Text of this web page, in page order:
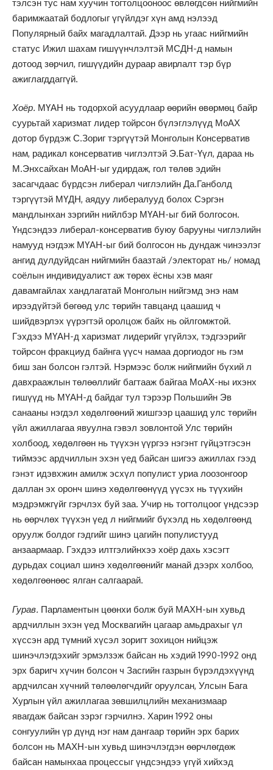
тэлсэн тус нам хуучин тогтолцооноос өвлөгдсөн нийгмийн
баримжаатай бодлогыг үгүйлдэг хүн амд нэлээд
Популярный байх магадлалтай. Дээр нь угаас нийгмийн
статус Ижил шахам гишүүнчлэлтэй МСДН-д намын
дотоод зөрчил, гишүүдийн дураар авирлалт тэр бүр
ажиглагддаггүй.
Хоёр. МҮАН нь тодорхой асуудлаар өөрийн өвөрмөц байр
суурьтай харизмат лидер тойрсон бүлэглэлүүд МоАХ
дотор бүрдэж С.Зориг тэргүүтэй Монголын Консерватив
нам, радикал консерватив чиглэлтэй Э.Бат-Үүл, дараа нь
М.Энхсайхан МоАН-ыг удирдаж, гол төлөв эдийн
засагчдаас бүрдсэн либерал чиглэлийн Да.Ганболд
тэргүүтэй МҮДН, аядуу либералууд болох Сэргэн
мандлынхан зэргийн нийлбэр МҮАН-ыг бий болгосон.
Үндсэндээ либерал-консерватив буюу барууны чиглэлийн
намууд нэгдэж МҮАН-ыг бий болгосон нь дундаж чинээлэг
ангид дулдуйдсан нийгмийн баазтай /электорат нь/ номад
соёлын индивидуалист аж төрөх ёсны хэв маяг
давамгайлах хандлагатай Монголын нийгэмд энэ нам
ирээдүйтэй бөгөөд улс төрийн тавцанд цаашид ч
шийдвэрлэх үүрэгтэй оролцож байх нь ойлгомжтой.
Гэхдээ МҮАН-д харизмат лидерийг үгүйлэх, тэдгээрийг
тойрсон фракциуд байнга үүсч намаа доргиодог нь гэм
биш зан болсон гэлтэй. Нэрмээс болж нийгмийн бүхий л
давхраажлын төлөөллийг багтааж байгаа МоАХ-ны ихэнх
гишүүд нь МҮАН-д байдаг тул тэрээр Польшийн Эв
санааны нэгдэл хөдөлгөөний жишгээр цаашид улс төрийн
үйл ажиллагаа явуулна гэвэл зовлонтой Улс төрийн
холбоод, хөдөлгөөн нь түүхэн үүргээ нэгэнт гүйцэтгэсэн
тиймээс ардчиллын эхэн үед байсан шигээ ажиллах гээд
гэнэт идэвхжин амилж эсхүл популист уриа лоозонгоор
даллан эх оронч шинэ хөдөлгөөнүүд үүсэх нь түүхийн
мэдрэмжгүйг гэрчлэх буй заа. Учир нь тогтолцоог үндсээр
нь өөрчлөх түүхэн үед л нийгмийг бүхэлд нь хөдөлгөөнд
оруулж болдог гэдгийг шинэ цагийн популистууд
анзаармаар. Гэхдээ илтгэлийнхээ хоёр дахь хэсэгт
дурьдах социал шинэ хөдөлгөөнийг манай дээрх холбоо,
хөдөлгөөнөөс ялган салгаарай.
Гурав. Парламентын цөөнхи болж буй МАХН-ын хувьд
ардчиллын эхэн үед Москвагийн цагаар амьдрахыг үл
хүссэн ард түмний хүсэл зоригт зохицон нийцэж
шинэчлэгдэхийг эрмэлзэж байсан нь хэдий 1990-1992 онд
эрх баригч хүчин болсон ч Засгийн газрын бүрэлдэхүүнд
ардчилсан хүчний төлөөлөгчдийг оруулсан, Улсын Бага
Хурлын үйл ажиллагаа зөвшилцлийн механизмаар
явагдаж байсан зэрэг гэрчилнэ. Харин 1992 оны
сонгуулийн үр дүнд нэг нам дангаар төрийн эрх барих
болсон нь МАХН-ын хувьд шинэчлэгдэн өөрчлөгдөж
байсан намынхаа процессыг үндсэндээ үгүй хийхэд